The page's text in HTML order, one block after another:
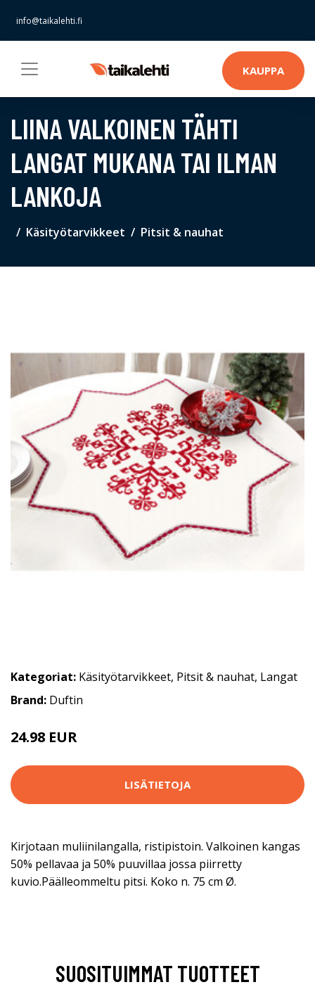
info@taikalehti.fi
KAUPPA
LIINA VALKOINEN TÄHTI
LANGAT MUKANA TAI ILMAN
LANKOJA
Käsityötarvikkeet Pitsit & nauhat
Kategoriat: Käsityötarvikkeet, Pitsit & nauhat, Langat
Brand: Duftin
24.98 EUR
LISÄTIETOJA
Kirjotaan muliinilangalla, ristipistoin. Valkoinen kangas
50% pellavaa ja 50% puuvillaa jossa piirretty
kuvio.Päälleommeltu pitsi. Koko n. 75 cm Ø.
SUOSITUIMMAT TUOTTEET